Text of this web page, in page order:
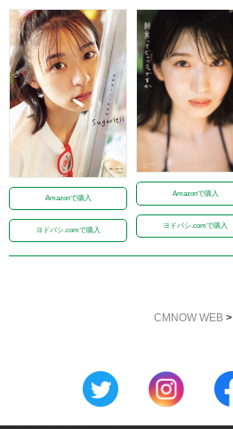
Amazonで購入
ヨドバシ.comで購入
Amazonで購入
ヨドバシ.comで購入
CMNOW WEB>